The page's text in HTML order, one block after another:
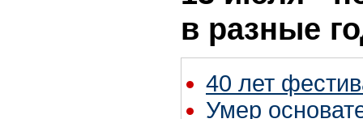
в разные
40 лет
Умер